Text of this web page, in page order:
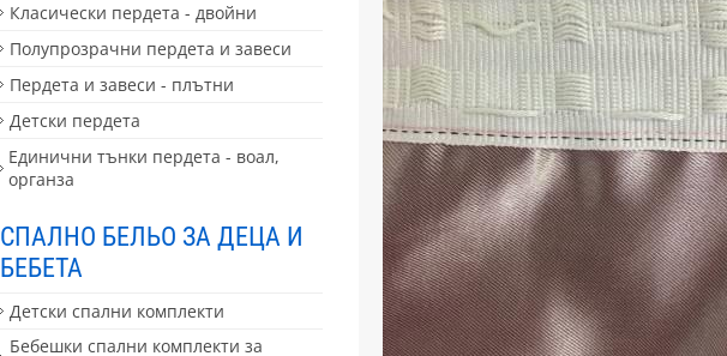
Класически пердета - двойни
Полупрозрачни пердета и завеси
Пердета и завеси - плътни
Детски пердета
Единични тънки пердета - воал,
органза
СПАЛНО БЕЛЬО ЗА ДЕЦА И
БЕБЕТА
Детски спални комплекти
Бебешки спални комплекти за